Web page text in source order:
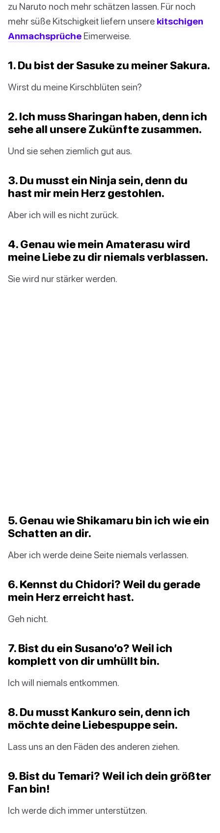
zu Naruto noch mehr schätzen lassen. Für noch
mehr süße Kitschigkeit liefern unsere kitschigen
Anmachsprüche Eimerweise.
1. Du bist der Sasuke zu meiner Sakura.
Wirst du meine Kirschblüten sein?
2. Ich muss Sharingan haben, denn ich
sehe all unsere Zukünfte zusammen.
Und sie sehen ziemlich gut aus.
3. Du musst ein Ninja sein, denn du
hast mir mein Herz gestohlen.
Aber ich will es nicht zurück.
4. Genau wie mein Amaterasu wird
meine Liebe zu dir niemals verblassen.
Sie wird nur stärker werden.
5. Genau wie Shikamaru bin ich wie ein
Schatten an dir.
Aber ich werde deine Seite niemals verlassen.
6. Kennst du Chidori? Weil du gerade
mein Herz erreicht hast.
Geh nicht.
7. Bist du ein Susano’o? Weil ich
komplett von dir umhüllt bin.
Ich will niemals entkommen.
8. Du musst Kankuro sein, denn ich
möchte deine Liebespuppe sein.
Lass uns an den Fäden des anderen ziehen.
9. Bist du Temari? Weil ich dein größter
Fan bin!
Ich werde dich immer unterstützen.